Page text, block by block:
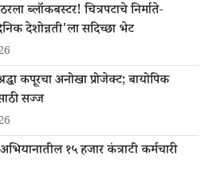
ब्लॉकबस्टर! चित्रपटाचे निर्माते-
देशोन्नती'ला सदिच्छा भेट
कपूरचा अनोखा प्रोजेक्ट; बायोपिक
सज्ज
अभियानातील १५ हजार कंत्राटी कर्मचारी